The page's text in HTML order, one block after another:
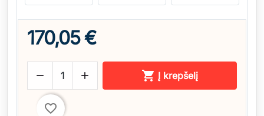
170,05 €
   Į krepšelį
favorite_border